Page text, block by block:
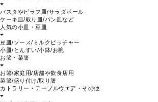
パスタやピラフ皿/サラダボール
ケーキ皿/取り皿/パン皿など
人気の小皿・豆皿
豆皿/ソース/ミルクピッチャー
小皿/とんすい/小鉢/お椀
お箸・菜箸
お箸/家庭用/店舗や飲食店用
菜箸/盛り付け/取り箸
カトラリー・テーブルウエア・その他